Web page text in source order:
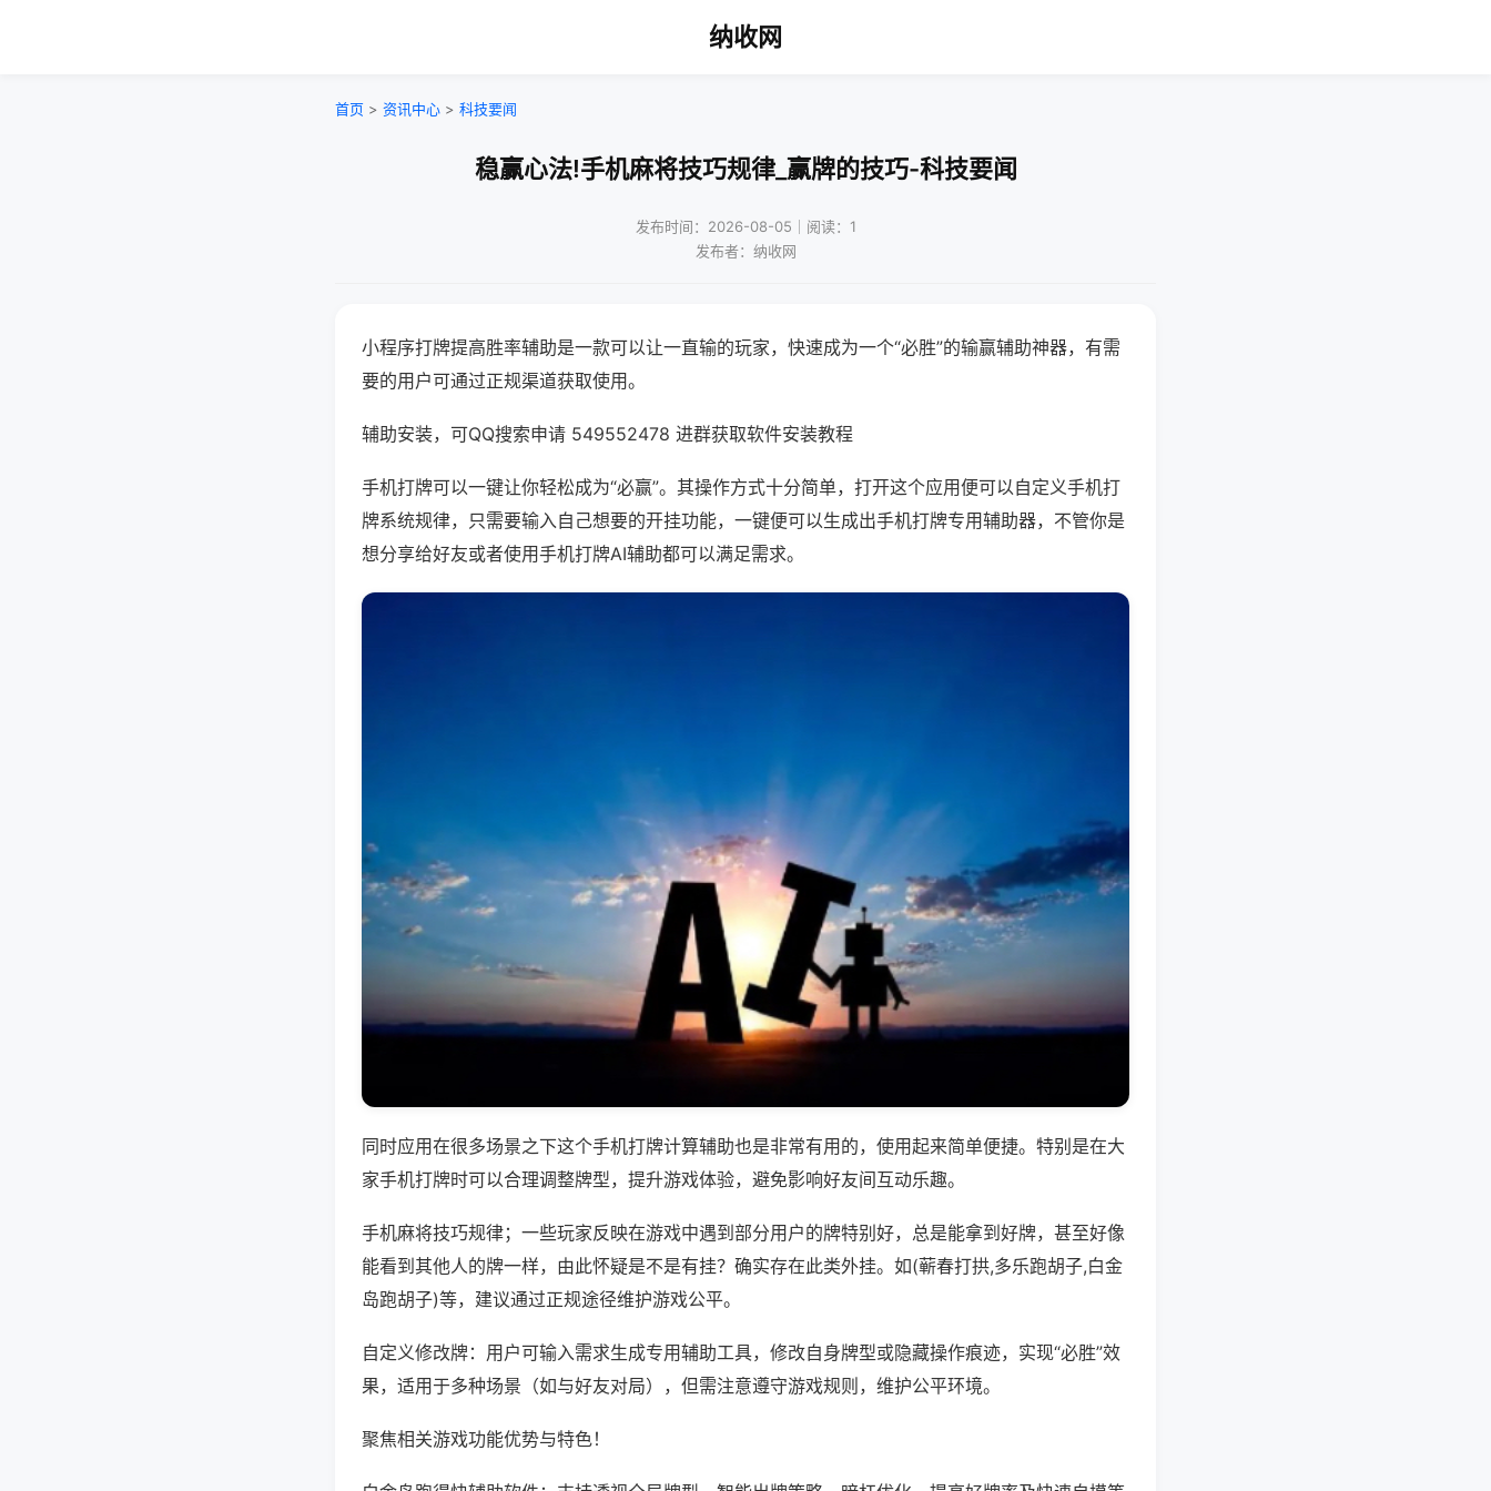
纳收网
首页 > 资讯中心 > 科技要闻
稳赢心法!手机麻将技巧规律_赢牌的技巧-科技要闻
发布时间：2026-08-05｜阅读：1
发布者：纳收网
小程序打牌提高胜率辅助是一款可以让一直输的玩家，快速成为一个“必胜”的输赢辅助神器，有需
要的用户可通过正规渠道获取使用。
辅助安装，可QQ搜索申请 549552478 进群获取软件安装教程
手机打牌可以一键让你轻松成为“必赢”。其操作方式十分简单，打开这个应用便可以自定义手机打
牌系统规律，只需要输入自己想要的开挂功能，一键便可以生成出手机打牌专用辅助器，不管你是
想分享给好友或者使用手机打牌AI辅助都可以满足需求。
同时应用在很多场景之下这个手机打牌计算辅助也是非常有用的，使用起来简单便捷。特别是在大
家手机打牌时可以合理调整牌型，提升游戏体验，避免影响好友间互动乐趣。
手机麻将技巧规律；一些玩家反映在游戏中遇到部分用户的牌特别好，总是能拿到好牌，甚至好像
能看到其他人的牌一样，由此怀疑是不是有挂？确实存在此类外挂。如(蕲春打拱,多乐跑胡子,白金
岛跑胡子)等，建议通过正规途径维护游戏公平。
自定义修改牌：用户可输入需求生成专用辅助工具，修改自身牌型或隐藏操作痕迹，实现“必胜”效
果，适用于多种场景（如与好友对局），但需注意遵守游戏规则，维护公平环境。
聚焦相关游戏功能优势与特色！